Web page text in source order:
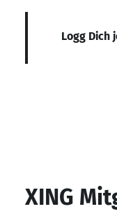
Logg Dich
XING